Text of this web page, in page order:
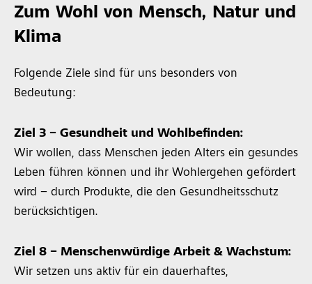
Zum Wohl von Mensch, Natur und
Klima
Folgende Ziele sind für uns besonders von
Bedeutung:
Ziel 3 – Gesundheit und Wohlbefinden:
Wir wollen, dass Menschen jeden Alters ein gesundes
Leben führen können und ihr Wohlergehen gefördert
wird – durch Produkte, die den Gesundheitsschutz
berücksichtigen.
Ziel 8 – Menschenwürdige Arbeit & Wachstum:
Wir setzen uns aktiv für ein dauerhaftes,